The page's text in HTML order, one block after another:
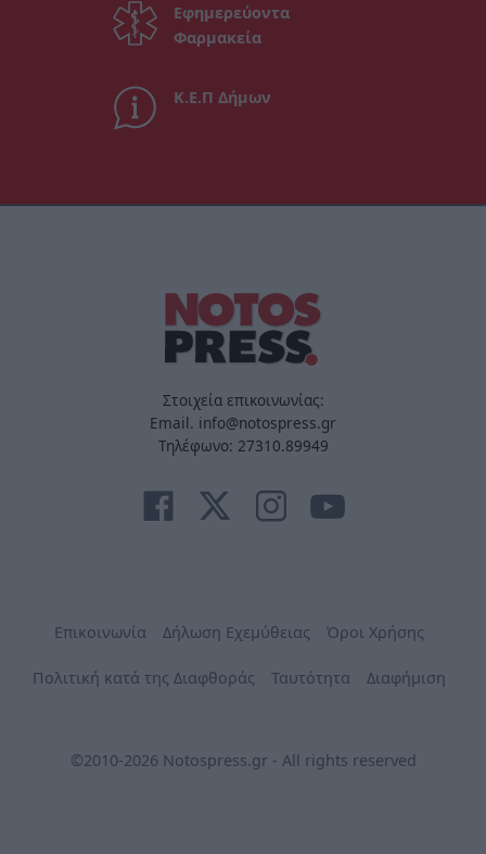
Εφημερεύοντα
Φαρμακεία
Κ.Ε.Π Δήμων
Στοιχεία επικοινωνίας:
Email. info@notospress.gr
Τηλέφωνο: 27310.89949
Επικοινωνία Δήλωση Εχεμύθειας Όροι Χρήσης
Πολιτική κατά της Διαφθοράς Ταυτότητα Διαφήμιση
©2010-2026 Notospress.gr - All rights reserved